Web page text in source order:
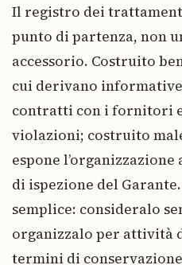
Il registro dei trattamenti
punto di partenza, non
accessorio. Costruito
cui derivano
contratti con i fornitori
violazioni; costruito
espone
di ispezione del
semplice: consideralo
organizzalo per attività
termini di